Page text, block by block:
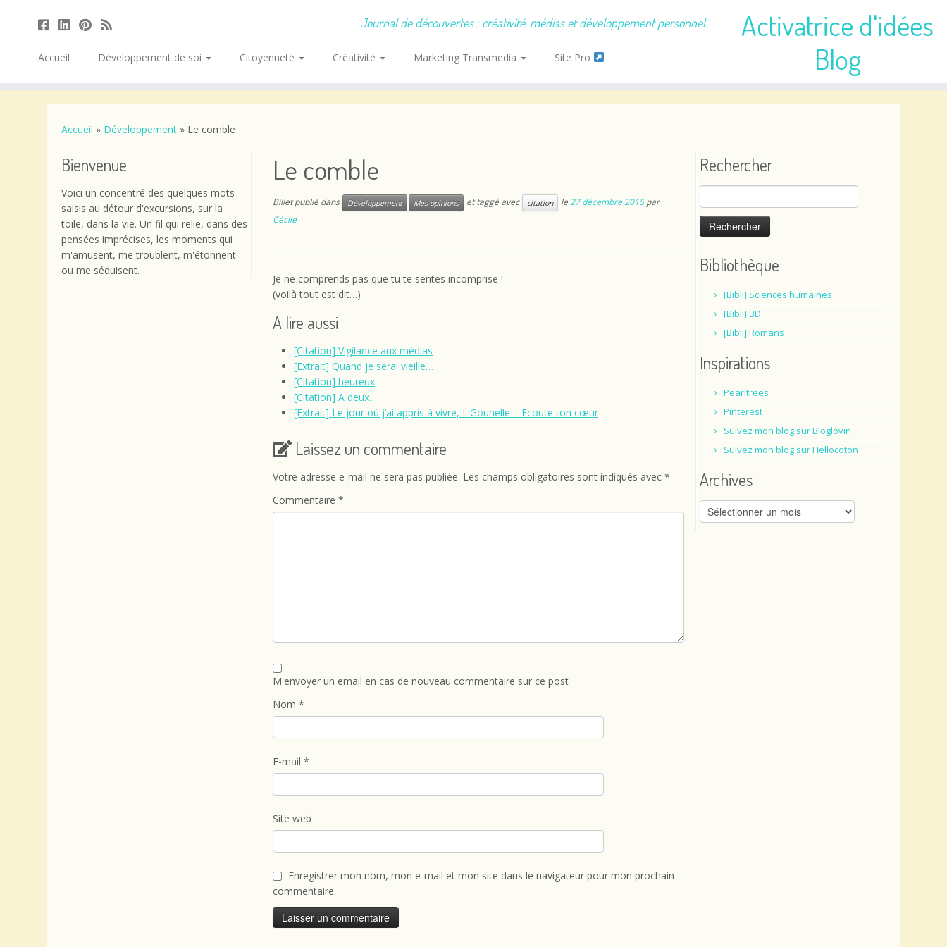
Activatrice d'idées
Blog
Journal de découvertes : créativité, médias et développement personnel.
Accueil Développement de soi Citoyenneté Créativité Marketing Transmedia Site Pro
Accueil » Développement » Le comble
Bienvenue
Voici un concentré des quelques mots
saisis au détour d'excursions, sur la
toile, dans la vie. Un fil qui relie, dans des
pensées imprécises, les moments qui
m'amusent, me troublent, m'étonnent
ou me séduisent.
Le comble
Billet publié dans Développement Mes opinions et taggé avec citation le27 décembre 2015 par
Cécile
Je ne comprends pas que tu te sentes incomprise !
(voilà tout est dit…)
A lire aussi
[Citation] Vigilance aux médias
[Extrait] Quand je serai vieille…
[Citation] heureux
[Citation] A deux…
[Extrait] Le jour où j’ai appris à vivre, L.Gounelle – Ecoute ton cœur
Laissez un commentaire
Votre adresse e-mail ne sera pas publiée. Les champs obligatoires sont indiqués avec *
Commentaire *
M'envoyer un email en cas de nouveau commentaire sur ce post
Nom *
E-mail *
Site web
Enregistrer mon nom, mon e-mail et mon site dans le navigateur pour mon prochain
commentaire.
Rechercher
Rechercher :
Bibliothèque
[Bibli] Sciences humaines
[Bibli] BD
[Bibli] Romans
Inspirations
Pearltrees
Pinterest
Suivez mon blog sur Bloglovin
Suivez mon blog sur Hellocoton
Archives
Archives